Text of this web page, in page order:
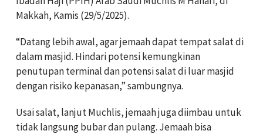
Makkah, Kamis (29/5/2025).
“Datang lebih awal, agar jemaah dapat tempat salat di
dalam masjid. Hindari potensi kemungkinan
penutupan terminal dan potensi salat di luar masjid
dengan risiko kepanasan,” sambungnya.
Usai salat, lanjut Muchlis, jemaah juga diimbau untuk
tidak langsung bubar dan pulang. Jemaah bisa